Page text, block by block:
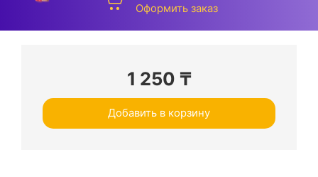
Оформить заказ
1 250 ₸
Добавить в корзину